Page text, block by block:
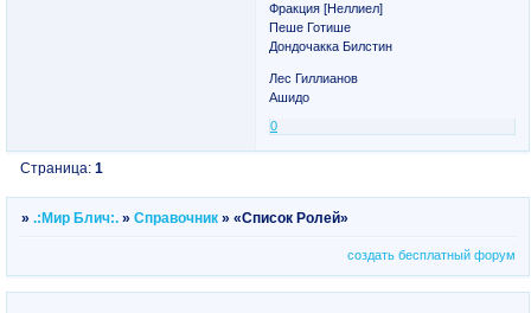
Фракция [Неллиел]
Пеше Готише
Дондочакка Билстин
Лес Гиллианов
Ашидо
0
Страница:1
».:Мир Блич:. »Справочник »«Список Ролей»
создать бесплатный форум